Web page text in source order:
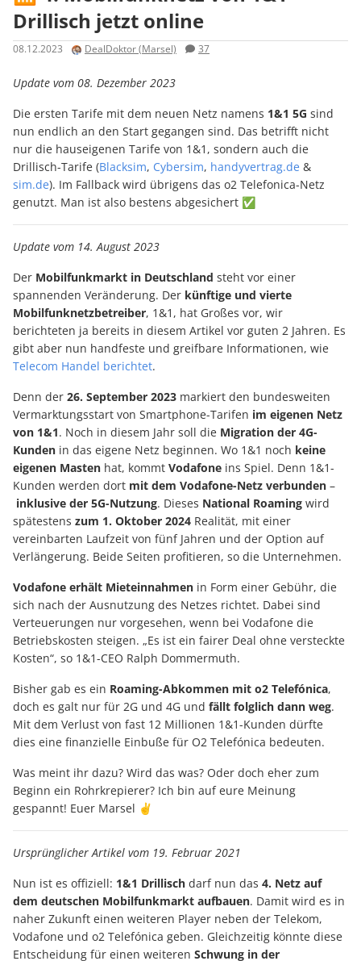
Drillisch jetzt online
08.12.2023 DealDoktor (Marsel) 37
Update vom 08. Dezember 2023
Die ersten Tarife mit dem neuen Netz namens 1&1 5G sind
nun endlich an den Start gegangen sind. Das betrifft nicht
nur die hauseigenen Tarife von 1&1, sondern auch die
Drillisch-Tarife (Blacksim, Cybersim, handyvertrag.de &
sim.de). Im Fallback wird übrigens das o2 Telefonica-Netz
genutzt. Man ist also bestens abgesichert ✅
Update vom 14. August 2023
Der Mobilfunkmarkt in Deutschland steht vor einer
spannenden Veränderung. Der künftige und vierte
Mobilfunknetzbetreiber, 1&1, hat Großes vor, wir
berichteten ja bereits in diesem Artikel vor guten 2 Jahren. Es
gibt aber nun handfeste und greifbare Informationen, wie
Telecom Handel berichtet.
Denn der 26. September 2023 markiert den bundesweiten
Vermarktungsstart von Smartphone-Tarifen im eigenen Netz
von 1&1. Noch in diesem Jahr soll die Migration der 4G-
Kunden in das eigene Netz beginnen. Wo 1&1 noch keine
eigenen Masten hat, kommt Vodafone ins Spiel. Denn 1&1-
Kunden werden dort mit dem Vodafone-Netz verbunden –
inklusive der 5G-Nutzung. Dieses National Roaming wird
spätestens zum 1. Oktober 2024 Realität, mit einer
vereinbarten Laufzeit von fünf Jahren und der Option auf
Verlängerung. Beide Seiten profitieren, so die Unternehmen.
Vodafone erhält Mieteinnahmen in Form einer Gebühr, die
sich nach der Ausnutzung des Netzes richtet. Dabei sind
Verteuerungen nur vorgesehen, wenn bei Vodafone die
Betriebskosten steigen. „Es ist ein fairer Deal ohne versteckte
Kosten“, so 1&1-CEO Ralph Dommermuth.
Bisher gab es ein Roaming-Abkommen mit o2 Telefónica,
doch es galt nur für 2G und 4G und fällt folglich dann weg.
Mit dem Verlust von fast 12 Millionen 1&1-Kunden dürfte
dies eine finanzielle Einbuße für O2 Telefónica bedeuten.
Was meint ihr dazu? Wird das was? Oder doch eher zum
Beginn ein Rohrkrepierer? Ich bin auf eure Meinung
gespannt! Euer Marsel ✌️
Ursprünglicher Artikel vom 19. Februar 2021
Nun ist es offiziell: 1&1 Drillisch darf nun das 4. Netz auf
dem deutschen Mobilfunkmarkt aufbauen. Damit wird es in
naher Zukunft einen weiteren Player neben der Telekom,
Vodafone und o2 Telefónica geben. Gleichzeitig könnte diese
Entscheidung für einen weiteren Schwung in der